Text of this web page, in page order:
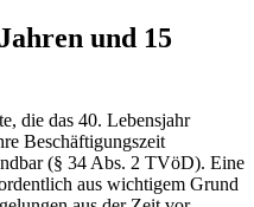
und 15
die das 40. Lebensjahr
Beschäftigungszeit
(§ 34 Abs. 2 TVöD). Eine
aus wichtigem Grund